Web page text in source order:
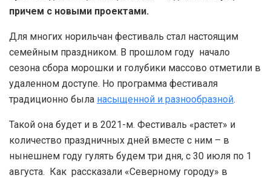
причем с новыми проектами.
Для многих норильчан фестиваль стал настоящим
семейным праздником. В прошлом году начало
сезона сбора морошки и голубики массово отметили в
удаленном доступе. Но программа фестиваля
традиционно была насыщенной и разнообразной.
Такой она будет и в 2021-м. Фестиваль «растет» и
количество праздничных дней вместе с ним – в
нынешнем году гулять будем три дня, с 30 июля по 1
августа. Как рассказали «Северному городу» в